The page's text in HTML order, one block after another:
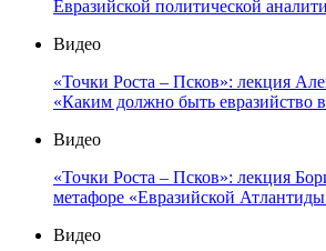
Евразийской политической
Видео
«Точки Роста – Псков»: лекция
«Каким должно быть евразийство
Видео
«Точки Роста – Псков»: лекция
метафоре «Евразийской
Видео